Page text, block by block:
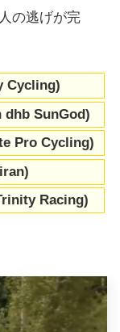
の逃げが完
Cycling)
dhb SunGod)
Pro Cycling)
)
Racing)